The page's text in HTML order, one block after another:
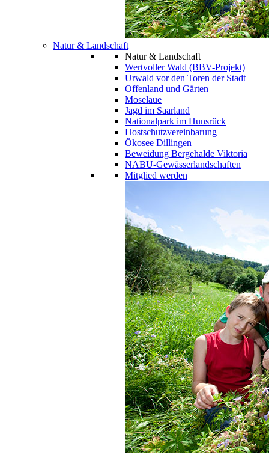
Natur & Landschaft
Natur & Landschaft
Wertvoller Wald (BBV-Projekt)
Urwald vor den Toren der Stadt
Offenland und Gärten
Moselaue
Jagd im Saarland
Nationalpark im Hunsrück
Hostschutzvereinbarung
Ökosee Dillingen
Beweidung Bergehalde Viktoria
NABU-Gewässerlandschaften
Mitglied werden